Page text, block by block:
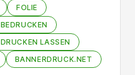
FOLIE
LASSEN
BANNERDRUCK.NET